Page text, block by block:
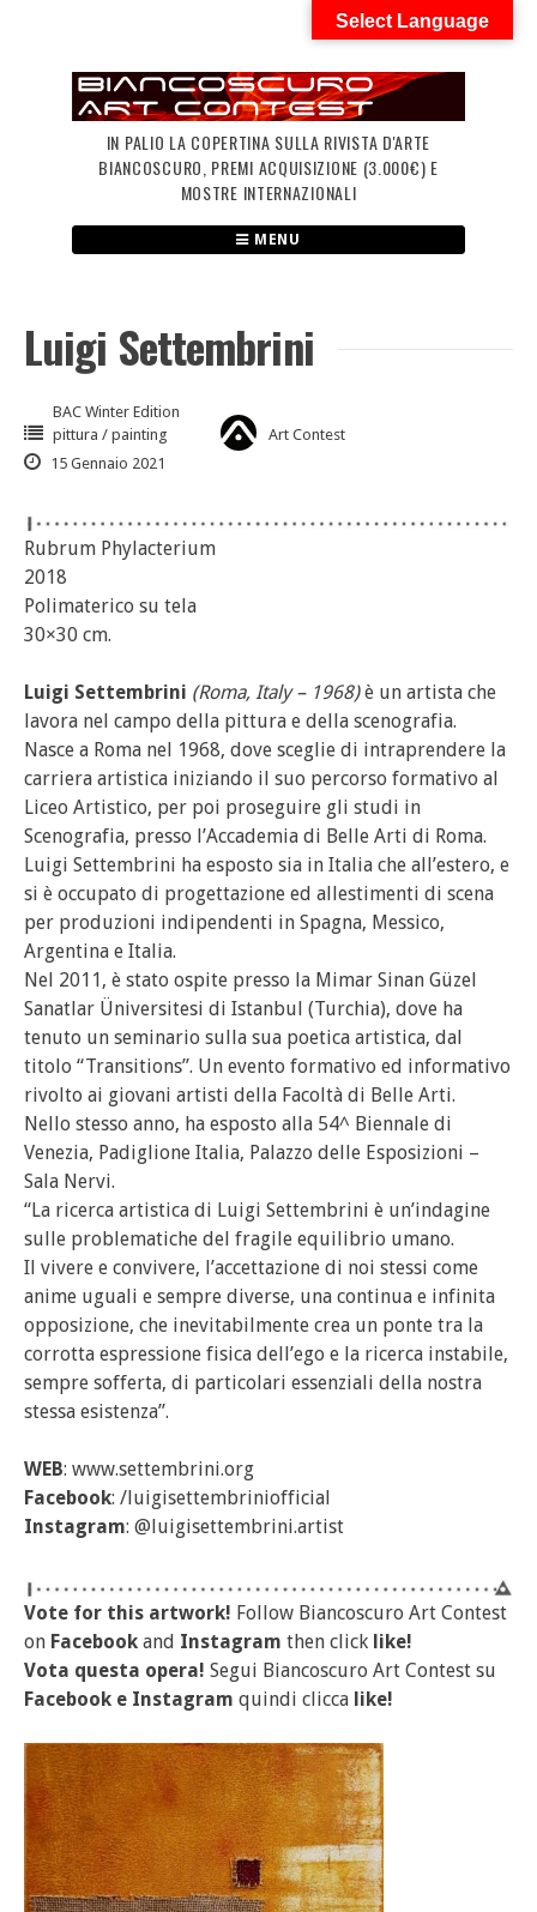
IN PALIO LA COPERTINA SULLA RIVISTA D'ARTE
BIANCOSCURO, PREMI ACQUISIZIONE (3.000€) E
MOSTRE INTERNAZIONALI
MENU
Luigi Settembrini
BAC Winter Edition
pittura / painting
Art Contest
15 Gennaio 2021
Rubrum Phylacterium
2018
Polimaterico su tela
30×30 cm.
Luigi Settembrini (Roma, Italy – 1968)è un artista che
lavora nel campo della pittura e della scenografia.
Nasce a Roma nel 1968, dove sceglie di intraprendere la
carriera artistica iniziando il suo percorso formativo al
Liceo Artistico, per poi proseguire gli studi in
Scenografia, presso l’Accademia di Belle Arti di Roma.
Luigi Settembrini ha esposto sia in Italia che all’estero, e
si è occupato di progettazione ed allestimenti di scena
per produzioni indipendenti in Spagna, Messico,
Argentina e Italia.
Nel 2011, è stato ospite presso la Mimar Sinan Güzel
Sanatlar Üniversitesi di Istanbul (Turchia), dove ha
tenuto un seminario sulla sua poetica artistica, dal
titolo “Transitions”. Un evento formativo ed informativo
rivolto ai giovani artisti della Facoltà di Belle Arti.
Nello stesso anno, ha esposto alla 54^ Biennale di
Venezia, Padiglione Italia, Palazzo delle Esposizioni –
Sala Nervi.
“La ricerca artistica di Luigi Settembrini è un’indagine
sulle problematiche del fragile equilibrio umano.
Il vivere e convivere, l’accettazione di noi stessi come
anime uguali e sempre diverse, una continua e infinita
opposizione, che inevitabilmente crea un ponte tra la
corrotta espressione fisica dell’ego e la ricerca instabile,
sempre sofferta, di particolari essenziali della nostra
stessa esistenza”.
WEB: www.settembrini.org
Facebook: /luigisettembriniofficial
Instagram: @luigisettembrini.artist
Vote for this artwork! Follow Biancoscuro Art Contest
on Facebook and Instagram then click like!
Vota questa opera! Segui Biancoscuro Art Contest su
Facebook e Instagram quindi clicca like!
Select Language